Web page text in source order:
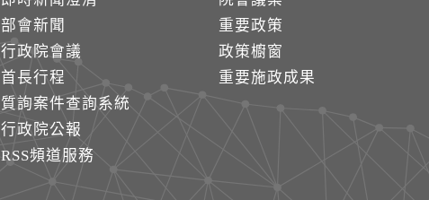
部會新聞
行政院會議
首長行程
質詢案件查詢系統
行政院公報
RSS頻道服務
重要政策
政策櫥窗
重要施政成果